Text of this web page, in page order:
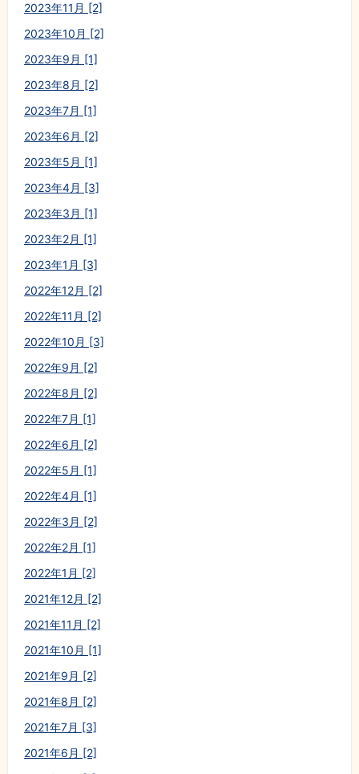
2023年11月 [2]
2023年10月 [2]
2023年9月 [1]
2023年8月 [2]
2023年7月 [1]
2023年6月 [2]
2023年5月 [1]
2023年4月 [3]
2023年3月 [1]
2023年2月 [1]
2023年1月 [3]
2022年12月 [2]
2022年11月 [2]
2022年10月 [3]
2022年9月 [2]
2022年8月 [2]
2022年7月 [1]
2022年6月 [2]
2022年5月 [1]
2022年4月 [1]
2022年3月 [2]
2022年2月 [1]
2022年1月 [2]
2021年12月 [2]
2021年11月 [2]
2021年10月 [1]
2021年9月 [2]
2021年8月 [2]
2021年7月 [3]
2021年6月 [2]